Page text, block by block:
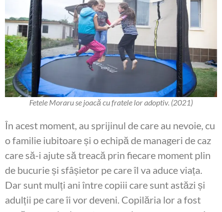
Fetele Moraru se joacă cu fratele lor adoptiv. (2021)
În acest moment, au sprijinul de care au nevoie, cu
o familie iubitoare și o echipă de manageri de caz
care să-i ajute să treacă prin fiecare moment plin
de bucurie și sfâșietor pe care îl va aduce viața.
Dar sunt mulți ani între copiii care sunt astăzi și
adulții pe care îi vor deveni. Copilăria lor a fost